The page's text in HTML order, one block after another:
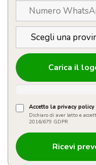
Carica il
Accetto la privacy policy
Dichiaro di aver letto e
2016/679 GDPR